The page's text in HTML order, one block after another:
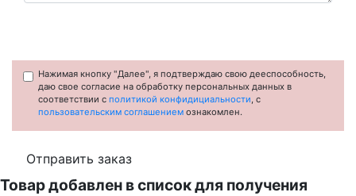
Нажимая кнопку "Далее", я подтверждаю свою дееспособность,
даю свое согласие на обработку персональных данных в
соответствии сполитикой конфидициальности , с
пользовательским соглашением ознакомлен.
Товар добавлен в список для получения